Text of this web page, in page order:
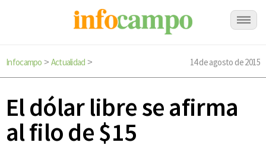
Infocampo > Actualidad > 14 de agosto de 2015
El dólar libre se afirma
al filo de $15